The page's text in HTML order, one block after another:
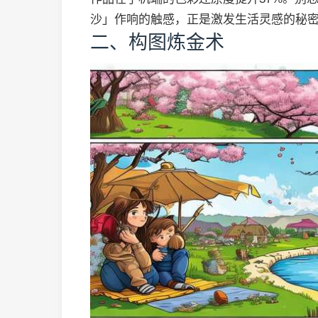
沙」作响的触感，正是激发生活灵感的秘
二、构图炼金术